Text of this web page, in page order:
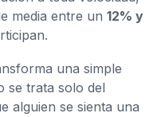
media entre un 12% y
una simple
se trata solo del
alguien se sienta una